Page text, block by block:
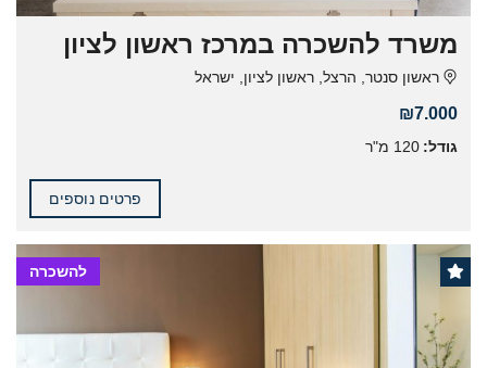
משרד להשכרה במרכז ראשון לציון
ראשון סנטר, הרצל, ראשון לציון, ישראל
₪7.000
גודל: 120 מ"ר
פרטים נוספים
להשכרה